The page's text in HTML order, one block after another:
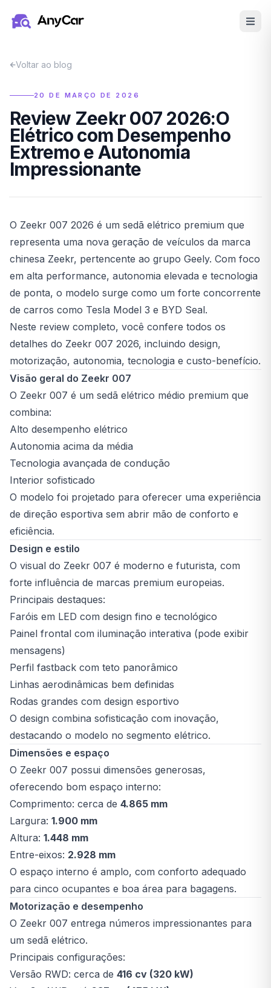
Voltar ao blog
20 DE MARÇO DE 2026
Review Zeekr 007 2026:O
Elétrico com Desempenho
Extremo e Autonomia
Impressionante
O Zeekr 007 2026 é um sedã elétrico premium que
representa uma nova geração de veículos da marca
chinesa Zeekr, pertencente ao grupo Geely. Com foco
em alta performance, autonomia elevada e tecnologia
de ponta, o modelo surge como um forte concorrente
de carros como Tesla Model 3 e BYD Seal.
Neste review completo, você confere todos os
detalhes do Zeekr 007 2026, incluindo design,
motorização, autonomia, tecnologia e custo-benefício.
Visão geral do Zeekr 007
O Zeekr 007 é um sedã elétrico médio premium que
combina:
Alto desempenho elétrico
Autonomia acima da média
Tecnologia avançada de condução
Interior sofisticado
O modelo foi projetado para oferecer uma experiência
de direção esportiva sem abrir mão de conforto e
eficiência.
Design e estilo
O visual do Zeekr 007 é moderno e futurista, com
forte influência de marcas premium europeias.
Principais destaques:
Faróis em LED com design fino e tecnológico
Painel frontal com iluminação interativa (pode exibir
mensagens)
Perfil fastback com teto panorâmico
Linhas aerodinâmicas bem definidas
Rodas grandes com design esportivo
O design combina sofisticação com inovação,
destacando o modelo no segmento elétrico.
Dimensões e espaço
O Zeekr 007 possui dimensões generosas,
oferecendo bom espaço interno:
Comprimento: cerca de 4.865 mm
Largura: 1.900 mm
Altura: 1.448 mm
Entre-eixos: 2.928 mm
O espaço interno é amplo, com conforto adequado
para cinco ocupantes e boa área para bagagens.
Motorização e desempenho
O Zeekr 007 entrega números impressionantes para
um sedã elétrico.
Principais configurações:
Versão RWD: cerca de 416 cv (320 kW)